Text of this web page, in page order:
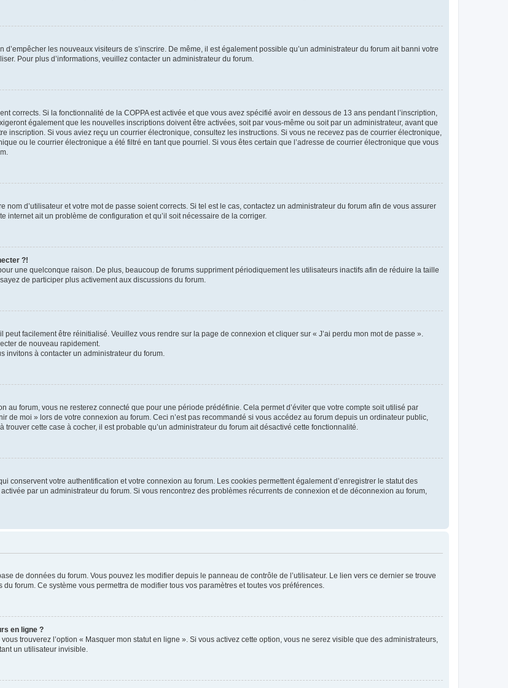
les nouveaux visiteurs de s’inscrire. De même, il est également possible qu’un administrateur du forum ait banni votre
Pour plus d’informations, veuillez contacter un administrateur du forum.
corrects. Si la fonctionnalité de la COPPA est activée et que vous avez spécifié avoir en dessous de 13 ans pendant l’inscription,
également que les nouvelles inscriptions doivent être activées, soit par vous-même ou soit par un administrateur, avant que
inscription. Si vous aviez reçu un courrier électronique, consultez les instructions. Si vous ne recevez pas de courrier électronique,
ou le courrier électronique a été filtré en tant que pourriel. Si vous êtes certain que l’adresse de courrier électronique que vous
d’utilisateur et votre mot de passe soient corrects. Si tel est le cas, contactez un administrateur du forum afin de vous assurer
ait un problème de configuration et qu’il soit nécessaire de la corriger.
?!
une quelconque raison. De plus, beaucoup de forums suppriment périodiquement les utilisateurs inactifs afin de réduire la taille
de participer plus activement aux discussions du forum.
facilement être réinitialisé. Veuillez vous rendre sur la page de connexion et cliquer sur « J’ai perdu mon mot de passe ».
de nouveau rapidement.
invitons à contacter un administrateur du forum.
au forum, vous ne resterez connecté que pour une période prédéfinie. Cela permet d’éviter que votre compte soit utilisé par
de moi » lors de votre connexion au forum. Ceci n’est pas recommandé si vous accédez au forum depuis un ordinateur public,
cette case à cocher, il est probable qu’un administrateur du forum ait désactivé cette fonctionnalité.
conservent votre authentification et votre connexion au forum. Les cookies permettent également d’enregistrer le statut des
par un administrateur du forum. Si vous rencontrez des problèmes récurrents de connexion et de déconnexion au forum,
de données du forum. Vous pouvez les modifier depuis le panneau de contrôle de l’utilisateur. Le lien vers ce dernier se trouve
forum. Ce système vous permettra de modifier tous vos paramètres et toutes vos préférences.
en ligne ?
trouverez l’option « Masquer mon statut en ligne ». Si vous activez cette option, vous ne serez visible que des administrateurs,
un utilisateur invisible.